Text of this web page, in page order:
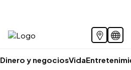
Dinero y negociosVida